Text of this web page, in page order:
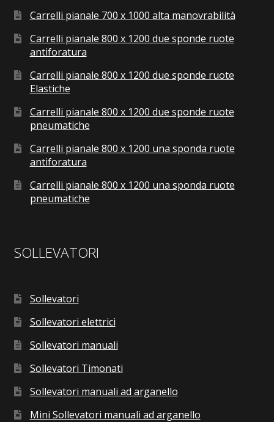
Carrelli pianale 700 x 1000 alta manovrabilità
Carrelli pianale 800 x 1200 due sponde ruote
antiforatura
Carrelli pianale 800 x 1200 due sponde ruote
Elastiche
Carrelli pianale 800 x 1200 due sponde ruote
pneumatiche
Carrelli pianale 800 x 1200 una sponda ruote
antiforatura
Carrelli pianale 800 x 1200 una sponda ruote
pneumatiche
SOLLEVATORI
Sollevatori
Sollevatori elettrici
Sollevatori manuali
Sollevatori Timonati
Sollevatori manuali ad arganello
Mini Sollevatori manuali ad arganello